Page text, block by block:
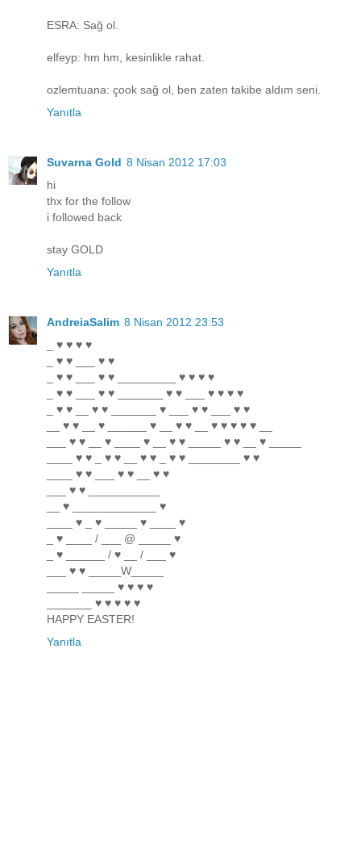
ESRA: Sağ ol.
elfeyp: hm hm, kesinlikle rahat.
ozlemtuana: çook sağ ol, ben zaten takibe aldım seni.
Yanıtla
Suvarna Gold 8 Nisan 2012 17:03
hi
thx for the follow
i followed back
stay GOLD
Yanıtla
AndreiaSalim 8 Nisan 2012 23:53
_ ♥ ♥ ♥ ♥
_ ♥ ♥ ___ ♥ ♥
_ ♥ ♥ ___ ♥ ♥ _________ ♥ ♥ ♥ ♥
_ ♥ ♥ ___ ♥ ♥ _______ ♥ ♥ ___ ♥ ♥ ♥ ♥
_ ♥ ♥ __ ♥ ♥ _______ ♥ ___ ♥ ♥ ___ ♥ ♥
__ ♥ ♥ __ ♥ ______ ♥ __ ♥ ♥ __ ♥ ♥ ♥ ♥ ♥ __
___ ♥ ♥ __ ♥ ____ ♥ __ ♥ ♥ _____ ♥ ♥ __ ♥ _____
____ ♥ ♥ _ ♥ ♥ __ ♥ ♥ _ ♥ ♥ ________ ♥ ♥
____ ♥ ♥ ___ ♥ ♥ __ ♥ ♥
___ ♥ ♥ ___________
__ ♥ _____________ ♥
____ ♥ _ ♥ _____ ♥ ____ ♥
_ ♥ ____ / ___ @ _____ ♥
_ ♥ ______ / ♥ __ / ___ ♥
___ ♥ ♥ _____W_____
_____ _____ ♥ ♥ ♥ ♥
_______ ♥ ♥ ♥ ♥ ♥
HAPPY EASTER!
Yanıtla